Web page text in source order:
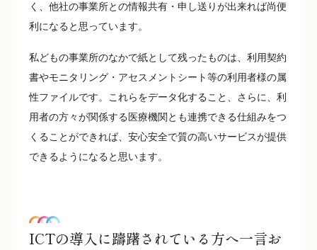
く、他社の事業所との情報共有・申し送りが出来れば尚便
利になると思っています。
私どもの事業所のなかで紙として残ったものは、利用契約
書やモニタリング・アセスメントシート等の利用者様の属
性ファイルです。これらをデータ化すること、さらに、利
用者の方々が関係する医療機関とも連携できる仕組みをつ
くることができれば、安心安全で質の高いサービスが提供
できるようになると思います。
ICTの導入に躊躇されている方へ一言お